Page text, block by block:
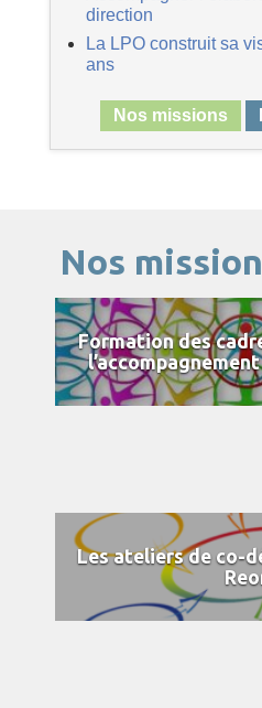
direction
La LPO construit sa
ans
Nos missions
Nos
Formation des
Les ateliers de co-